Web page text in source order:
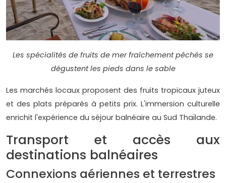
Les spécialités de fruits de mer fraîchement pêchés se
dégustent les pieds dans le sable
Les marchés locaux proposent des fruits tropicaux juteux
et des plats préparés à petits prix. L'immersion culturelle
enrichit l'expérience du séjour balnéaire au Sud Thaïlande.
Transport et accès aux
destinations balnéaires
Connexions aériennes et terrestres